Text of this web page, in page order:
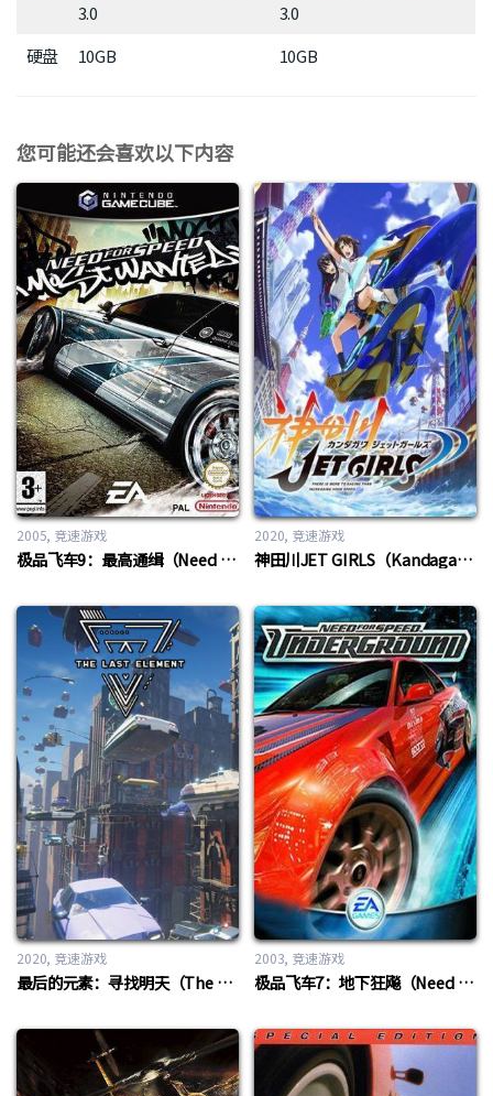
3.0
3.0
硬盘
10GB 10GB
您可能还会喜欢以下内容
2005 竞速游戏
极品飞车9：最高通缉（Need For Speed 9: Most Wanted）
2020 竞速游戏
神田川JET GIRLS（Kandagawa Jet Girls）
2020 竞速游戏
最后的元素：寻找明天（The Last Element: Looking For Tomorrow）
2003 竞速游戏
极品飞车7：地下狂飚（Need For Speed 7: Underground）